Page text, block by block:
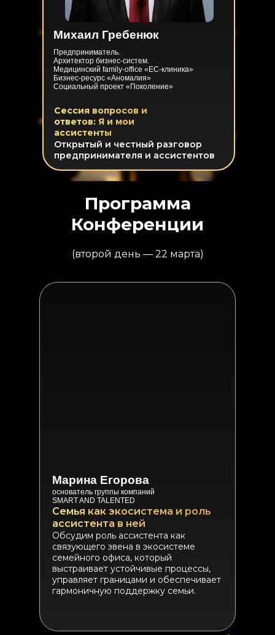
Открытый и честный разговор
предпринимателя и ассистентов
Сессия вопросов и
ответов: Я и мои
ассистенты
Предприниматель.
Архитектор бизнес-систем.
Медицинский family-office «ЕС-клиника»
Бизнес-ресурс «Аномалия»
Социальный проект «Поколение»
Михаил Гребенюк
Программа
Конференции
(второй день — 22 марта)
Марина Егорова
основатель группы компаний
SMART AND TALENTED
Семья как экосистема и роль
ассистента в ней
Обсудим роль ассистента как
связующего звена в экосистеме
семейного офиса, который
выстраивает устойчивые процессы,
управляет границами и обеспечивает
гармоничную поддержку семьи.